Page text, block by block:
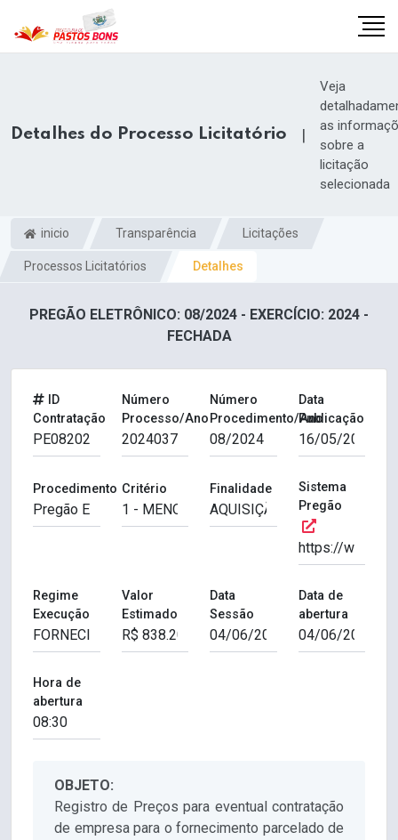
Detalhes do Processo Licitatório |
Veja
as
sobre a
licitação
selecionada
inicio Transparência Licitações
Processos Licitatórios Detalhes
PREGÃO ELETRÔNICO: 08/2024 - EXERCÍCIO: 2024 -
FECHADA
ID
Contratação
Número
Processo/Ano
Número
Procedimento/Ano
Data
Publicação
Procedimento Critério Finalidade
Sistema
Pregão
Regime
Execução
Valor
Estimado
Data
Sessão
Data de
abertura
Hora de
abertura
OBJETO:
Registro de Preços para eventual contratação
de empresa para o fornecimento parcelado de